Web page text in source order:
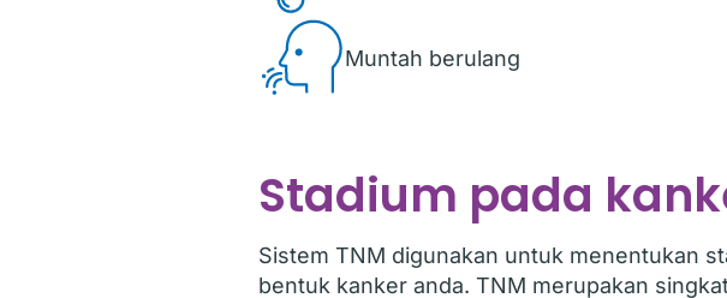
Muntah berulang
Stadium pada
Sistem TNM digunakan untuk menentukan
bentuk kanker anda. TNM merupakan